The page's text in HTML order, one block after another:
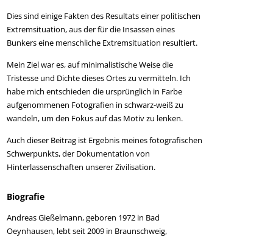
Dies sind einige Fakten des Resultats einer politischen
Extremsituation, aus der für die Insassen eines
Bunkers eine menschliche Extremsituation resultiert.
Mein Ziel war es, auf minimalistische Weise die
Tristesse und Dichte dieses Ortes zu vermitteln. Ich
habe mich entschieden die ursprünglich in Farbe
aufgenommenen Fotografien in schwarz-weiß zu
wandeln, um den Fokus auf das Motiv zu lenken.
Auch dieser Beitrag ist Ergebnis meines fotografischen
Schwerpunkts, der Dokumentation von
Hinterlassenschaften unserer Zivilisation.
Biografie
Andreas Gießelmann, geboren 1972 in Bad
Oeynhausen, lebt seit 2009 in Braunschweig,